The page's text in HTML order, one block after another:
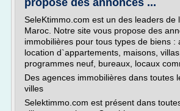
propose des annonces ...
SeleKtimmo.com est un des leaders de
Maroc. Notre site vous propose des
immobilières pour tous types de biens :
location d`appartements, maisons,
programmes neuf, bureaux, locaux
Des agences immobilières dans toutes
villes
Selektimmo.com est présent dans